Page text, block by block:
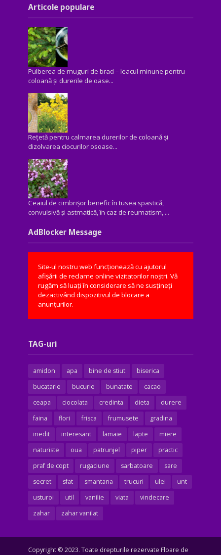
Articole populare
Pulberea de muguri de brad – leacul minune pentru
coloană și durerile de oase...
Rețetă pentru calmarea durerilor de coloană și
dizolvarea ciocurilor osoase...
Ceaiul de cimbrișor benefic în tusea spastică,
convulsivă şi astmatică, în caz de reumatism, ...
AdBlocker Message
Site-ul nostru web funcționează cu ajutorul
afișării de reclame online vizitatorilor noștri. Vă
rugăm să luați în considerare să ne susțineți
dezactivând dispozitivul de blocare a
anunțurilor.
TAG-uri
amidon apa bine de stiut
biserica
bucatarie
bucurie bunatate
cacao
ceapa
ciocolata credinta dieta
durere
faina
flori frisca frumusete
gradina
inedit
interesant lamaie lapte
miere
naturiste
oua patrunjel piper
practic
praf de copt
rugaciune sarbatoare
sare
secret
sfat smantana trucuri ulei
unt
usturoi
util vanilie viata
vindecare
zahar
zahar vanilat
Copyright © 2023. Toate drepturile rezervate Floare de